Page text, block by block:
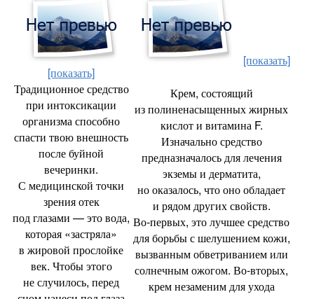
[показать]
Традиционное средство
при интоксикации
организма способно
спасти твою внешность
после буйной
вечеринки.
С медицинской точки
зрения отек
под глазами — это вода,
которая «застряла»
в жировой прослойке
век. Чтобы этого
не случилось, перед
[показать]
Крем, состоящий
из полиненасыщенных жирных
кислот и витамина F.
Изначально средство
предназначалось для лечения
экземы и дерматита,
но оказалось, что оно обладает
и рядом других свойств.
Во‑первых, это лучшее средство
для борьбы с шелушением кожи,
вызванным обветриванием или
солнечным ожогом. Во‑вторых,
крем незаменим для ухода